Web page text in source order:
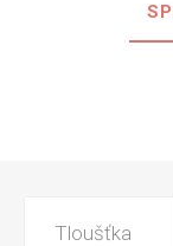
Tloušťka